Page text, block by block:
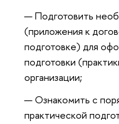
Подготовить
(приложения к
подготовке) для
подготовки
организации;
Ознакомить с
практической